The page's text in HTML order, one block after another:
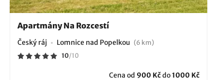
Apartmány Na Rozcestí
Český ráj Lomnice nad Popelkou (6 km)
10/10
Cena od 900 Kčdo1000 Kč